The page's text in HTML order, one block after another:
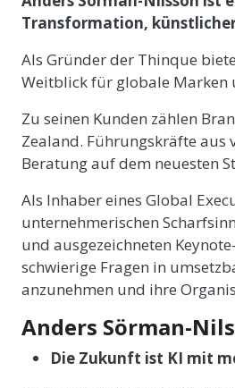
Transformation,
Als Gründer der Thinque
Weitblick für globale Marken
Zu seinen Kunden zählen
Zealand. Führungskräfte aus
Beratung auf dem neuesten
Als Inhaber eines Global
unternehmerischen
und ausgezeichneten
schwierige Fragen in
anzunehmen und ihre
Anders Sörman-
Die Zukunft ist KI mit